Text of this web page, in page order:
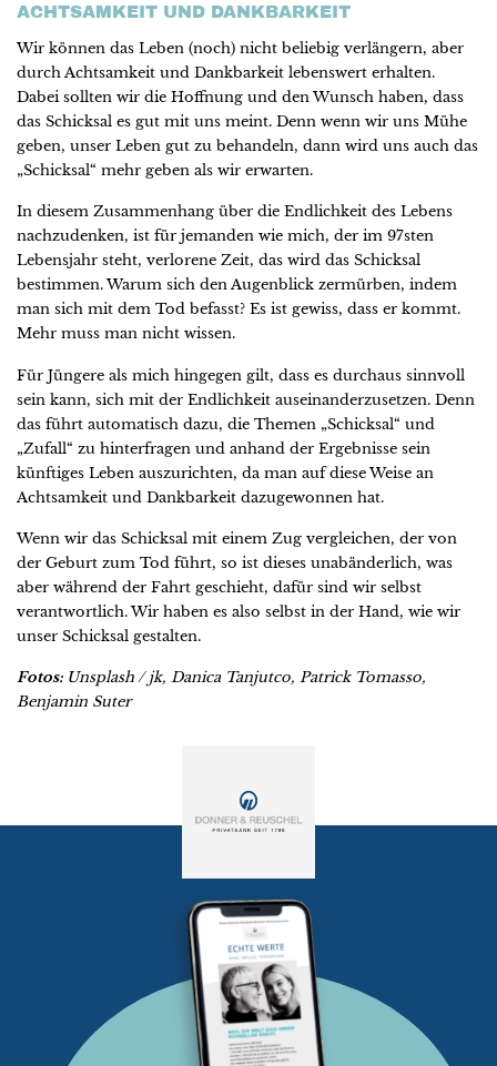
ACHTSAMKEIT UND DANKBARKEIT
Wir können das Leben (noch) nicht beliebig verlängern, aber
durch Achtsamkeit und Dankbarkeit lebenswert erhalten.
Dabei sollten wir die Hoffnung und den Wunsch haben, dass
das Schicksal es gut mit uns meint. Denn wenn wir uns Mühe
geben, unser Leben gut zu behandeln, dann wird uns auch das
„Schicksal“ mehr geben als wir erwarten.
In diesem Zusammenhang über die Endlichkeit des Lebens
nachzudenken, ist für jemanden wie mich, der im 97sten
Lebensjahr steht, verlorene Zeit, das wird das Schicksal
bestimmen. Warum sich den Augenblick zermürben, indem
man sich mit dem Tod befasst? Es ist gewiss, dass er kommt.
Mehr muss man nicht wissen.
Für Jüngere als mich hingegen gilt, dass es durchaus sinnvoll
sein kann, sich mit der Endlichkeit auseinanderzusetzen. Denn
das führt automatisch dazu, die Themen „Schicksal“ und
„Zufall“ zu hinterfragen und anhand der Ergebnisse sein
künftiges Leben auszurichten, da man auf diese Weise an
Achtsamkeit und Dankbarkeit dazugewonnen hat.
Wenn wir das Schicksal mit einem Zug vergleichen, der von
der Geburt zum Tod führt, so ist dieses unabänderlich, was
aber während der Fahrt geschieht, dafür sind wir selbst
verantwortlich. Wir haben es also selbst in der Hand, wie wir
unser Schicksal gestalten.
Fotos: Unsplash / jk, Danica Tanjutco, Patrick Tomasso,
Benjamin Suter